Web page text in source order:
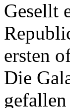
Gesellt
ersten
Die